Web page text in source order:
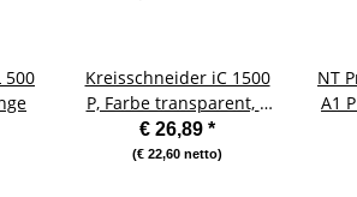
500
Kreisschneider iC 1500
P, Farbe transparent, ø
von 1,8 bis 17 cm
€ 26,89 *
(€ 22,60 netto)
NT
A1